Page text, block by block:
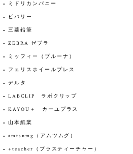
ミドリカンパニー
ビバリー
三菱鉛筆
ZEBRA ゼブラ
ミッフィー（ブルーナ）
フェリスホイールプレス
デルタ
LABCLIP ラボクリップ
KAYOU＋ カーユプラス
山本紙業
amtsumg（アムツムグ）
+teacher（プラスティーチャー）